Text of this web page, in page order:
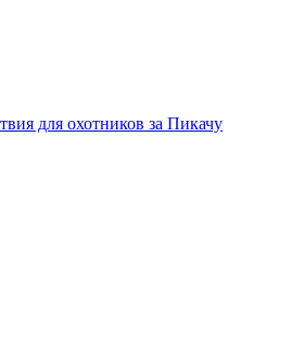
для охотников за Пикачу